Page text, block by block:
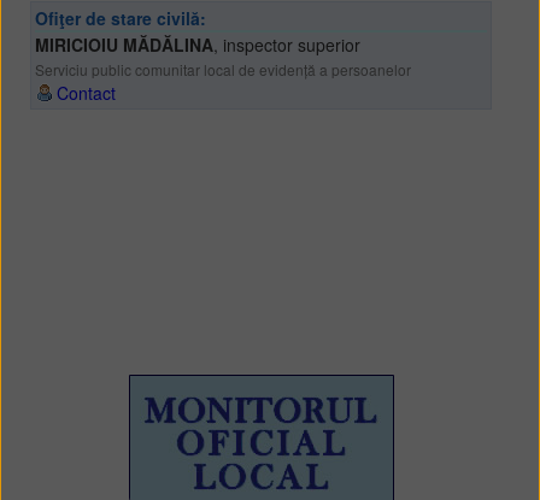
Ofiţer de stare civilă:
MIRICIOIU MĂDĂLINA, inspector superior
Serviciu public comunitar local de evidență a persoanelor
Contact